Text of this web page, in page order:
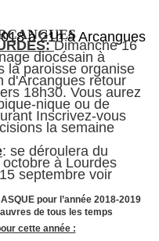
à 21h à Arcangues
Dimanche 16
diocésain à
la paroisse organise
d'Arcangues retour
18h30. Vous aurez
nique ou de
Inscrivez-vous
la semaine
: se déroulera du
à Lourdes
septembre voir
pour l’année 2018-2019
de tous les temps
cette année :